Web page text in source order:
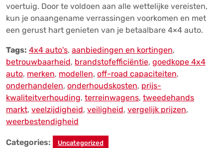
voertuig. Door te voldoen aan alle wettelijke vereisten,
kun je onaangename verrassingen voorkomen en met
een gerust hart genieten van je betaalbare 4×4 auto.
Tags: 4x4 auto's, aanbiedingen en kortingen,
betrouwbaarheid, brandstofefficiëntie, goedkope 4x4
auto, merken, modellen, off-road capaciteiten,
onderhandelen, onderhoudskosten, prijs-
kwaliteitverhouding, terreinwagens, tweedehands
markt, veelzijdigheid, veiligheid, vergelijk prijzen,
weerbestendigheid
Categories: Uncategorized